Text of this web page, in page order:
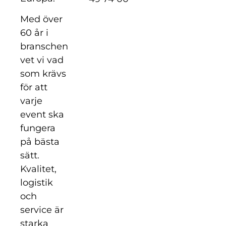
Med över
60 år i
branschen
vet vi vad
som krävs
för att
varje
event ska
fungera
på bästa
sätt.
Kvalitet,
logistik
och
service är
starka